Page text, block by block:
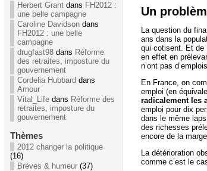
Herbert Grantdans FH2012 :
une belle campagne
Caroline Davidsondans
FH2012 : une belle
campagne
drugfast98dans Réforme
des retraites, imposture du
gouvernement
Cordelia Hubbard dans
Amour
Vital_Lifedans Réforme des
retraites, imposture du
gouvernement
Thèmes
2012 changer la politique
(16)
Brèves & humeur(37)
Un
La question du
ans dans la
qui cotisent. Et de
en effet en
n’ont pas
En France, on
emploi (en
radicalement les
emploi pour dix
dans le même
des richesses
encore de la
La détérioration
comme c’est le